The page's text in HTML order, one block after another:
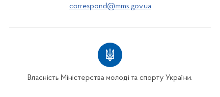
correspond@mms.gov.ua
Власність Міністерства молоді та спорту України.